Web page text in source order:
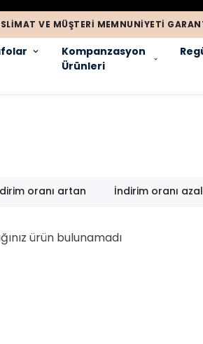
VE MÜŞTERI MEMNUNIYETI
Kompanzasyon
Ürünleri
oranı artan İndirim oranı
ürün bulunamadı